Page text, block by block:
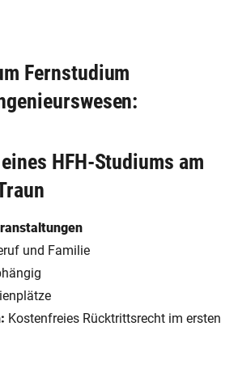
Fernstudium
HFH-Studiums am
und Familie
Kostenfreies Rücktrittsrecht im ersten